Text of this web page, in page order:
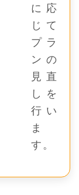
に応
じて
プラ
ンの
見直
しを
行い
ま
す。